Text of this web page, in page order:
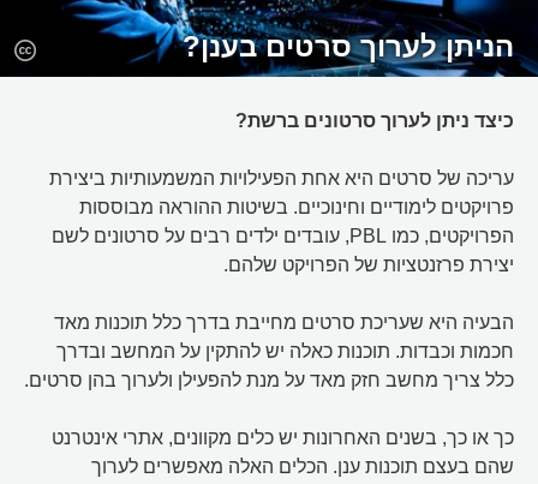
הניתן לערוך סרטים בענן?
כיצד ניתן לערוך סרטונים ברשת?
עריכה של סרטים היא אחת הפעילויות המשמעותיות ביצירת
פרויקטים לימודיים וחינוכיים. בשיטות ההוראה מבוססות
הפרויקטים, כמו PBL, עובדים ילדים רבים על סרטונים לשם
יצירת פרזנטציות של הפרויקט שלהם.
הבעיה היא שעריכת סרטים מחייבת בדרך כלל תוכנות מאד
חכמות וכבדות. תוכנות כאלה יש להתקין על המחשב ובדרך
כלל צריך מחשב חזק מאד על מנת להפעילן ולערוך בהן סרטים.
כך או כך, בשנים האחרונות יש כלים מקוונים, אתרי אינטרנט
שהם בעצם תוכנות ענן. הכלים האלה מאפשרים לערוך